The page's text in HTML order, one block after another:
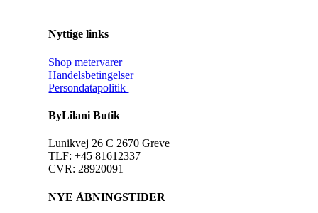
Nyttige links
Shop metervarer
Handelsbetingelser
Persondatapolitik
ByLilani Butik
Lunikvej 26 C 2670 Greve
TLF: +45 81612337
CVR: 28920091
NYE ÅBNINGSTIDER